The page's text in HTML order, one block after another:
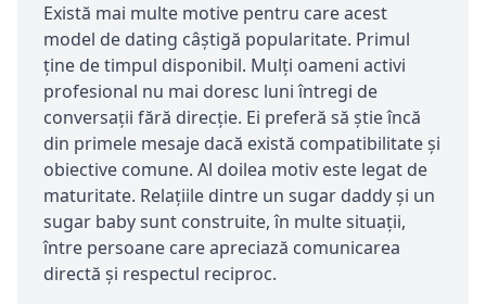
Există mai multe motive pentru care acest
model de dating câștigă popularitate. Primul
ține de timpul disponibil. Mulți oameni activi
profesional nu mai doresc luni întregi de
conversații fără direcție. Ei preferă să știe încă
din primele mesaje dacă există compatibilitate și
obiective comune. Al doilea motiv este legat de
maturitate. Relațiile dintre un sugar daddy și un
sugar baby sunt construite, în multe situații,
între persoane care apreciază comunicarea
directă și respectul reciproc.